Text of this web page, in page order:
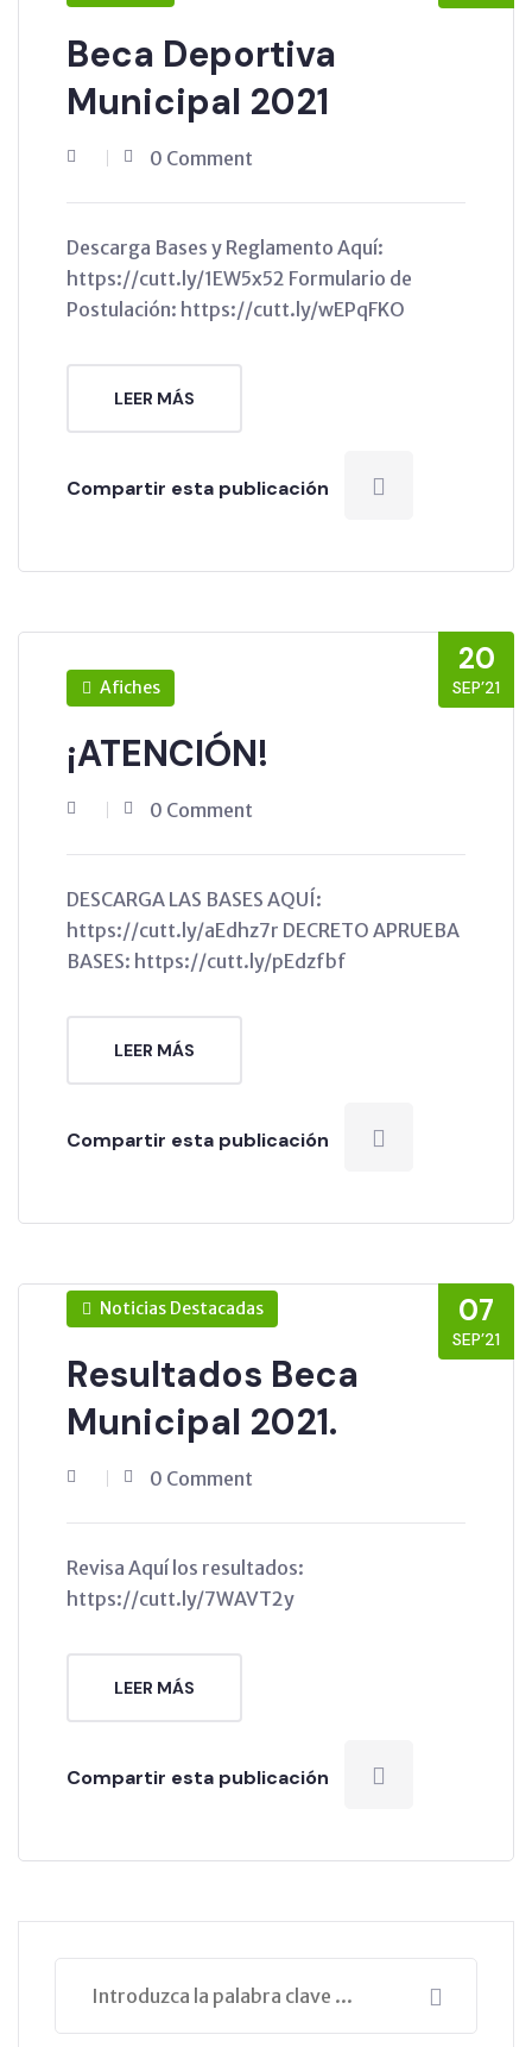
Beca Deportiva
Municipal 2021
0 Comment
Descarga Bases y Reglamento Aquí:
https://cutt.ly/1EW5x52 Formulario de
Postulación: https://cutt.ly/wEPqFKO
LEER MÁS
Compartir esta publicación
20
SEP’21
Afiches
¡ATENCIÓN!
0 Comment
DESCARGA LAS BASES AQUÍ:
https://cutt.ly/aEdhz7r DECRETO APRUEBA
BASES: https://cutt.ly/pEdzfbf
LEER MÁS
Compartir esta publicación
07
SEP’21
Noticias Destacadas
Resultados Beca
Municipal 2021.
0 Comment
Revisa Aquí los resultados:
https://cutt.ly/7WAVT2y
LEER MÁS
Compartir esta publicación